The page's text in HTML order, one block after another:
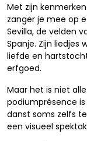
Met zijn
zanger je mee op
Sevilla, de velden
Spanje. Zijn liedjes
liefde en
erfgoed.
Maar het is niet
podiumprésence
danst soms zelfs
een visueel